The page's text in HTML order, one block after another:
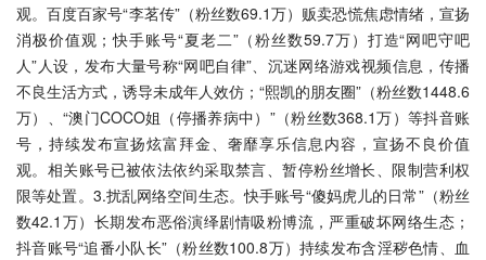
观。百度百家号“李茗传”（粉丝数69.1万）贩卖恐慌焦虑情绪，宣扬
消极价值观；快手账号“夏老二”（粉丝数59.7万）打造“网吧守吧
人”人设，发布大量号称“网吧自律”、沉迷网络游戏视频信息，传播
不良生活方式，诱导未成年人效仿；“熙凯的朋友圈”（粉丝数1448.6
万）、“澳门COCO姐（停播养病中）”（粉丝数368.1万）等抖音账
号，持续发布宣扬炫富拜金、奢靡享乐信息内容，宣扬不良价值
观。相关账号已被依法依约采取禁言、暂停粉丝增长、限制营利权
限等处置。3.扰乱网络空间生态。快手账号“傻妈虎儿的日常”（粉丝
数42.1万）长期发布恶俗演绎剧情吸粉博流，严重破坏网络生态；
抖音账号“追番小队长”（粉丝数100.8万）持续发布含淫秽色情、血